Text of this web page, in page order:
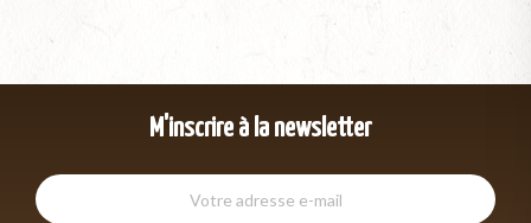
M'inscrire à la newsletter